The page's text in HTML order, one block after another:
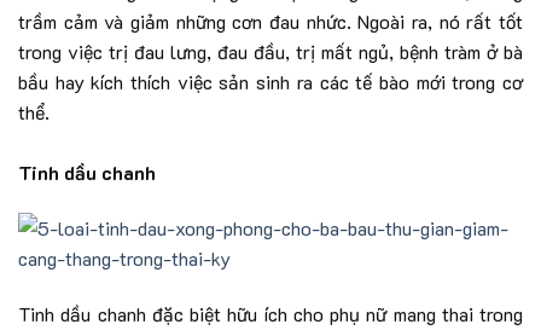
trầm cảm và giảm những cơn đau nhức. Ngoài ra, nó rất tốt
trong việc trị đau lưng, đau đầu, trị mất ngủ, bệnh tràm ở bà
bầu hay kích thích việc sản sinh ra các tế bào mới trong cơ
thể.
Tinh dầu chanh
Tinh dầu chanh đặc biệt hữu ích cho phụ nữ mang thai trong